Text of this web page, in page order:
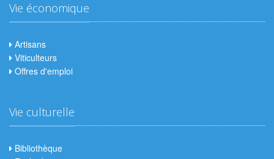
Vie économique
Artisans
Viticulteurs
Offres d'emploi
Vie culturelle
Bibliothèque